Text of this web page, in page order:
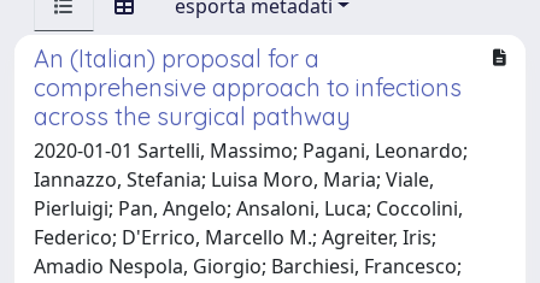
esporta metadati
An (Italian) proposal for a
comprehensive approach to infections
across the surgical pathway
2020-01-01 Sartelli, Massimo; Pagani, Leonardo;
Iannazzo, Stefania; Luisa Moro, Maria; Viale,
Pierluigi; Pan, Angelo; Ansaloni, Luca; Coccolini,
Federico; D'Errico, Marcello M.; Agreiter, Iris;
Amadio Nespola, Giorgio; Barchiesi, Francesco;